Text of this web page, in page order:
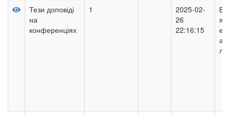
Тези доповіді
на
конференціях
1
2025-02-
26
22:16:15